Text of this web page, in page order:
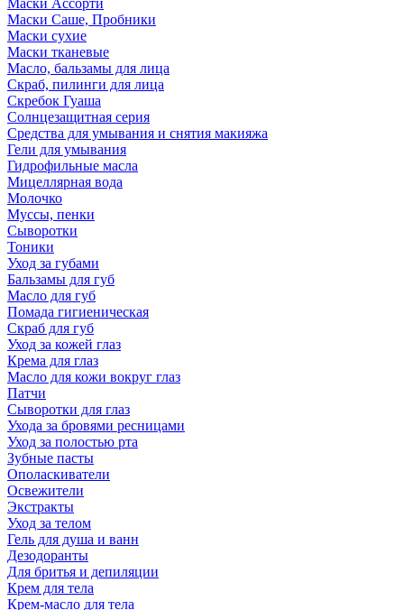
Маски Ассорти
Маски Саше, Пробники
Маски сухие
Маски тканевые
Масло, бальзамы для лица
Скраб, пилинги для лица
Скребок Гуаша
Солнцезащитная серия
Средства для умывания и снятия макияжа
Гели для умывания
Гидрофильные масла
Мицеллярная вода
Молочко
Муссы, пенки
Сыворотки
Тоники
Уход за губами
Бальзамы для губ
Масло для губ
Помада гигиеническая
Скраб для губ
Уход за кожей глаз
Крема для глаз
Масло для кожи вокруг глаз
Патчи
Сыворотки для глаз
Ухода за бровями ресницами
Уход за полостью рта
Зубные пасты
Ополаскиватели
Освежители
Экстракты
Уход за телом
Гель для душа и ванн
Дезодоранты
Для бритья и депиляции
Крем для тела
Крем-масло для тела